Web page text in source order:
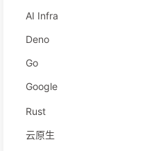
AI Infra
Deno
Go
Google
Rust
云原生